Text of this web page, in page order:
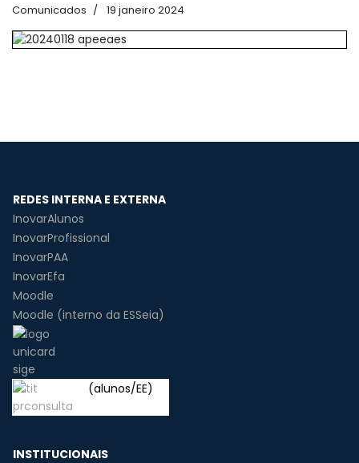
Comunicados 19 janeiro 2024
REDES INTERNA E EXTERNA
InovarAlunos
InovarProfissional
InovarPAA
InovarEfa
Moodle
Moodle (interno da ESSeia)
(alunos/EE)
INSTITUCIONAIS